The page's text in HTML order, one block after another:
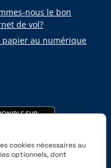
nous le bon
de vol?
papier au numérique
cookies nécessaires au
optionnels, dont